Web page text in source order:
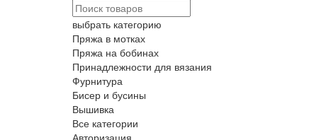
выбрать категорию
Пряжа в мотках
Пряжа на бобинах
Принадлежности для вязания
Фурнитура
Бисер и бусины
Вышивка
Все категории